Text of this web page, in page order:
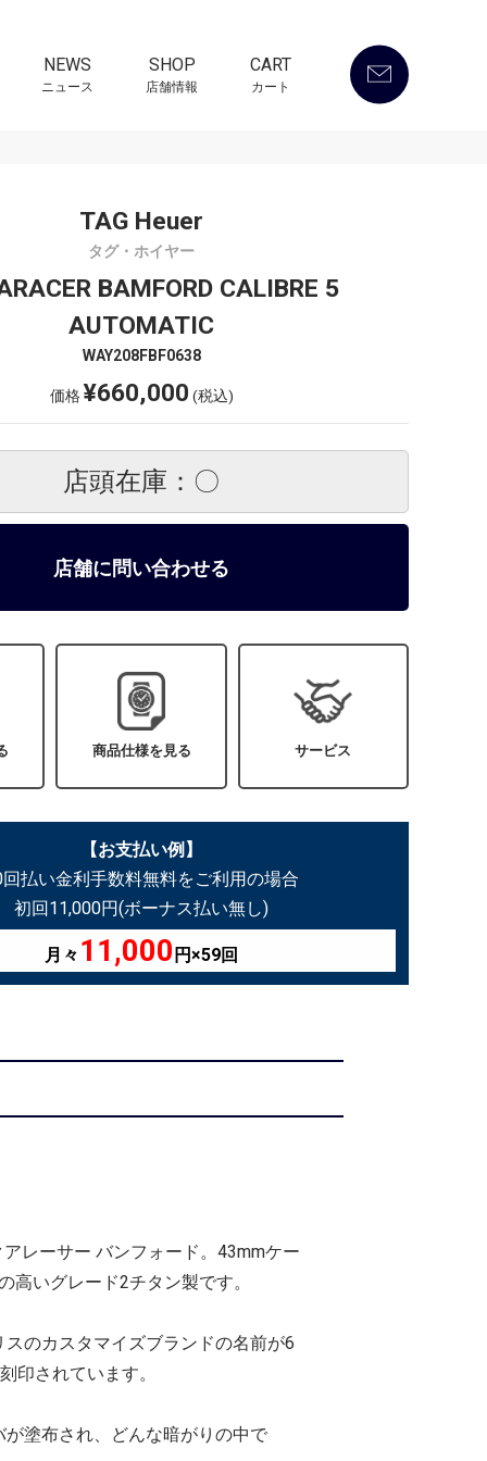
NEWS
ニュース
SHOP
店舗情報
CART
カート
TAG Heuer
タグ・ホイヤー
BAMFORD CALIBRE 5
AUTOMATIC
WAY208FBF0638
価格¥660,000 (税込)
店頭在庫：〇
店舗に問い合わせる
商品仕様を見る サービス
【お支払い例】
払い金利手数料無料をご利用の場合
初回11,000円(ボーナス払い無し)
月々 11,000 円×59回
レーサー バンフォード。43mmケー
いグレード2チタン製です。
のカスタマイズブランドの名前が6
印されています。
塗布され、どんな暗がりの中で